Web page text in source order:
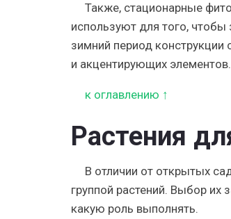
Также, стационарные
используют для того,
зимний период
и акцентирующих элементов.
к оглавлению ↑
Растения
В отличии от открытых
группой растений. Выбор их
какую роль выполнять.